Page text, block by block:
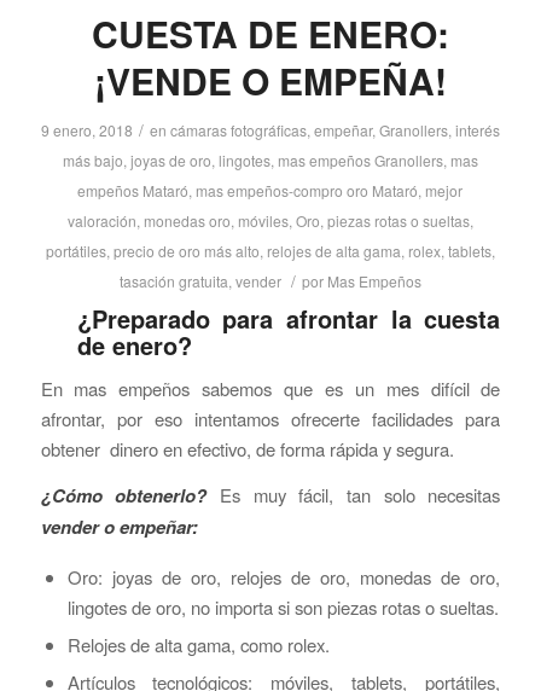
CUESTA DE ENERO:
¡VENDE O EMPEÑA!
9 enero, 2018 / en cámaras fotográficas, empeñar, Granollers, interés
más bajo, joyas de oro, lingotes, mas empeños Granollers, mas
empeños Mataró, mas empeños-compro oro Mataró, mejor
valoración, monedas oro, móviles, Oro, piezas rotas o sueltas,
portátiles, precio de oro más alto, relojes de alta gama, rolex, tablets,
tasación gratuita, vender / por Mas Empeños
¿Preparado para afrontar la cuesta
de enero?
En mas empeños sabemos que es un mes difícil de
afrontar, por eso intentamos ofrecerte facilidades para
obtener dinero en efectivo, de forma rápida y segura.
¿Cómo obtenerlo? Es muy fácil, tan solo necesitas
vender o empeñar:
Oro: joyas de oro, relojes de oro, monedas de oro,
lingotes de oro, no importa si son piezas rotas o sueltas.
Relojes de alta gama, como rolex.
Artículos tecnológicos: móviles, tablets, portátiles,